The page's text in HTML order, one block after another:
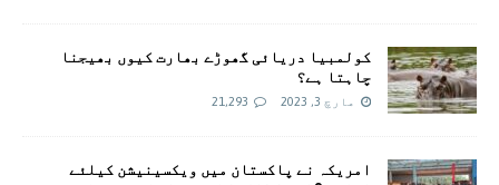
کولمبیا دریائی گھوڑے بھارت کیوں بھیجنا
چاہتا ہے؟
مارچ 3, 2023 21,293
امريکہ نے پاکستان میں ویکسینیشن کیلئے